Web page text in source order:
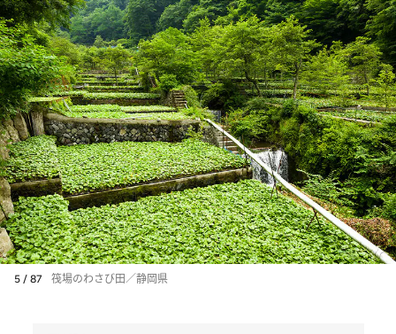
5 / 87 筏場のわさび田／静岡県